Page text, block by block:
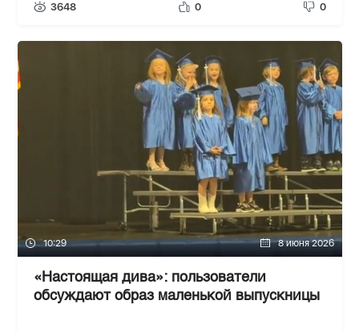
3648 0 0
10:29 8 июня 2026
«Настоящая дива»: пользователи
обсуждают образ маленькой выпускницы